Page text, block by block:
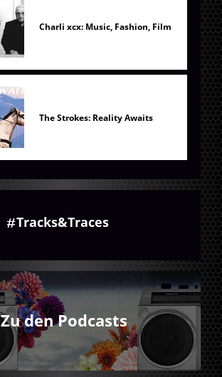
Charli xcx: Music, Fashion, Film
The Strokes: Reality Awaits
Tracks&Traces
Zu den Podcasts